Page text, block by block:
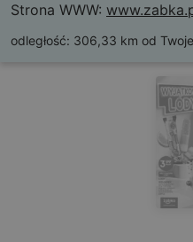
Strona WWW:
odległość: 306,33 km od